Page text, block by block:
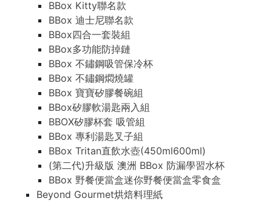
BBox Kitty聯名款
BBox 迪士尼聯名款
BBox四合一套裝組
BBox多功能防掉鏈
BBox 不鏽鋼吸管保冷杯
BBox 不鏽鋼燜燒罐
BBox 寶寶矽膠餐碗組
BBox矽膠軟湯匙兩入組
BBOX矽膠杯套 吸管組
BBox 專利湯匙叉子組
BBox Tritan直飲水壺(450ml600ml)
(第二代)升級版 澳洲 BBox 防漏學習水杯
BBox 野餐便當盒迷你野餐便當盒零食盒
Beyond Gourmet烘焙料理紙